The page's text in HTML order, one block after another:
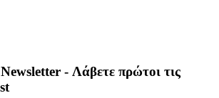
- Λάβετε πρώτοι τις